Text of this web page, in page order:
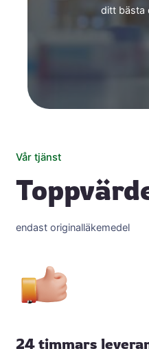
ditt bästa
Vår tjänst
endast originalläkemedel
24 timmars